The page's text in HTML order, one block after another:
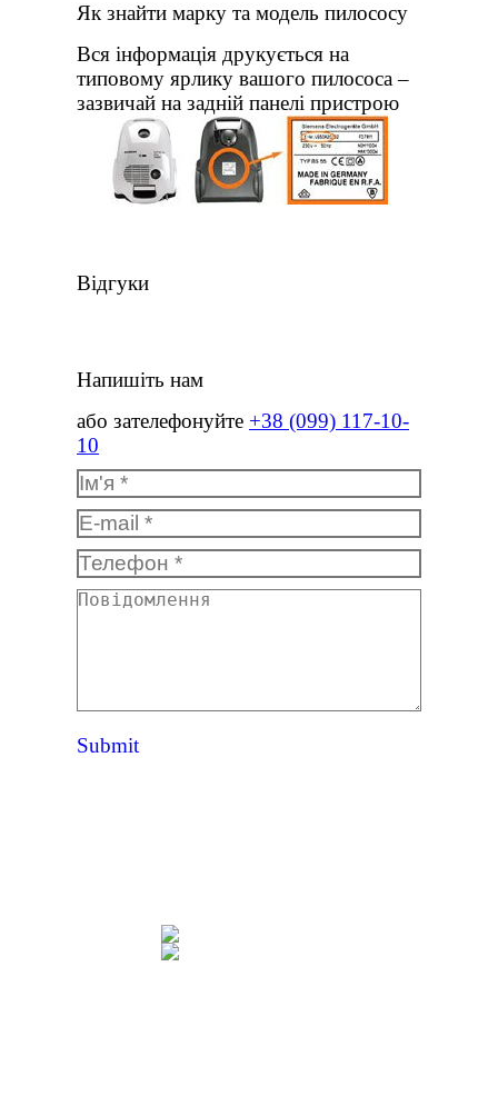
Як знайти марку та модель пилососу
Вся інформація друкується на
типовому ярлику вашого пилососа –
зазвичай на задній панелі пристрою
Відгуки
Напишіть нам
або зателефонуйте +38 (099) 117-10-
10
Ім'я *
E-mail *
Телефон *
Повідомлення
Submit